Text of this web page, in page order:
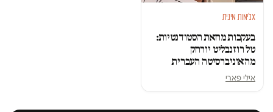
אלימות מינית
בעקבות מחאת הסטודנטיות:
טל רוזנבליט יורחק
מהאוניברסיטה העברית
אילי פארי